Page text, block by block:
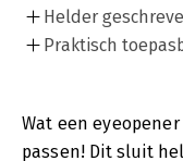
Helder
Praktisch
Wat een
passen! Dit sluit